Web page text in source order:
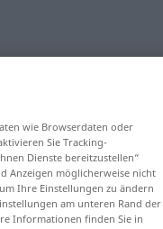
wie Browserdaten oder
Sie Tracking-
Dienste bereitzustellen“
Anzeigen möglicherweise nicht
Ihre Einstellungen zu ändern
am unteren Rand der
Informationen finden Sie in